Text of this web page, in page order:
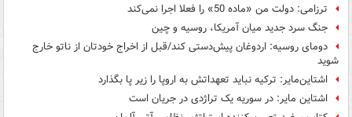
ترزامی: دولت من «ماده 50» را فعلا اجرا نمی‌کند
جنگ سرد جدید میان آمریکا، روسیه و چین
دومای روسیه: اردوغان پیش‌دستی کند/قبل از اخراج خودتان از ناتو خارج
شوید
اشتاین‌مایر: ترکیه نباید تعهداتش به اروپا را زیر پا بگذارد
اشتاین مایر: در سوریه یک تراژدی در جریان است